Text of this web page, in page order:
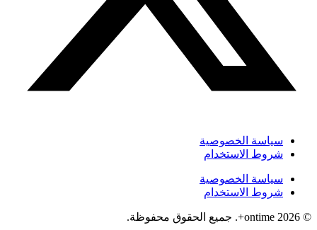
سياسة الخصوصية
شروط الاستخدام
سياسة الخصوصية
شروط الاستخدام
© 2026 ontime+. جميع الحقوق محفوظة.